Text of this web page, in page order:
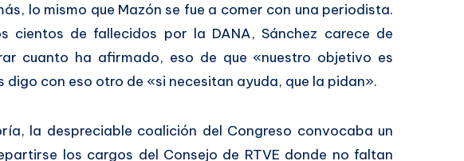
lo mismo que Mazón se fue a comer con una periodista.
cientos de fallecidos por la DANA, Sánchez carece de
cuanto ha afirmado, eso de que «nuestro objetivo es
digo con eso otro de «si necesitan ayuda, que la pidan».
la despreciable coalición del Congreso convocaba un
los cargos del Consejo de RTVE donde no faltan